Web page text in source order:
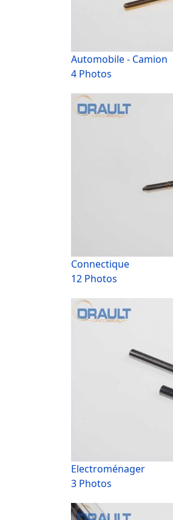
Automobile - Camion
4 Photos
Connectique
12 Photos
Electroménager
3 Photos